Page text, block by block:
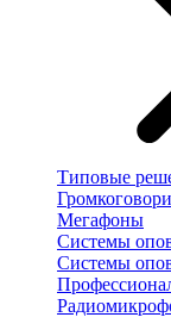
Типовые
Мегафоны
Системы
Системы